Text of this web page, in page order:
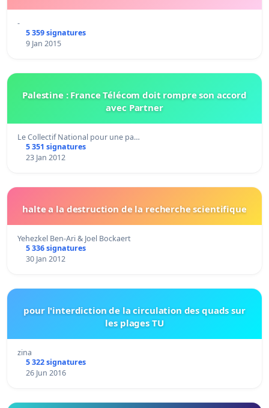
-
5 359 signatures
9 Jan 2015
Palestine : France Télécom doit rompre son accord
avec Partner
Le Collectif National pour une pa…
5 351 signatures
23 Jan 2012
halte a la destruction de la recherche scientifique
Yehezkel Ben-Ari & Joel Bockaert
5 336 signatures
30 Jan 2012
pour l'interdiction de la circulation des quads sur
les plages TU
zina
5 322 signatures
26 Jun 2016